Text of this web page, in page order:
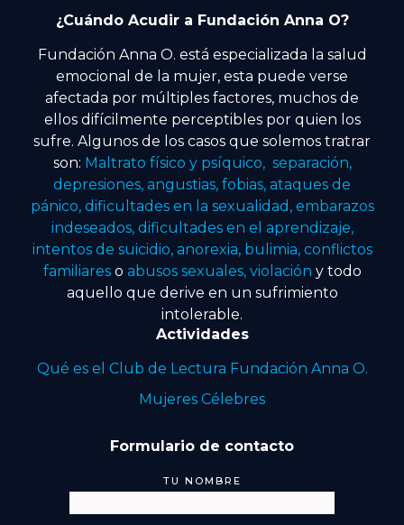
¿Cuándo Acudir a Fundación Anna O?
Fundación Anna O. está especializada la salud
emocional de la mujer, esta puede verse
afectada por múltiples factores, muchos de
ellos difícilmente perceptibles por quien los
sufre. Algunos de los casos que solemos tratrar
son: Maltrato físico y psíquico, separación,
depresiones, angustias, fobias, ataques de
pánico, dificultades en la sexualidad, embarazos
indeseados, dificultades en el aprendizaje,
intentos de suicidio, anorexia, bulimia, conflictos
familiareso abusos sexuales, violación y todo
aquello que derive en un sufrimiento
intolerable.
Actividades
Qué es el Club de Lectura Fundación Anna O.
Mujeres Célebres
Formulario de contacto
TU NOMBRE